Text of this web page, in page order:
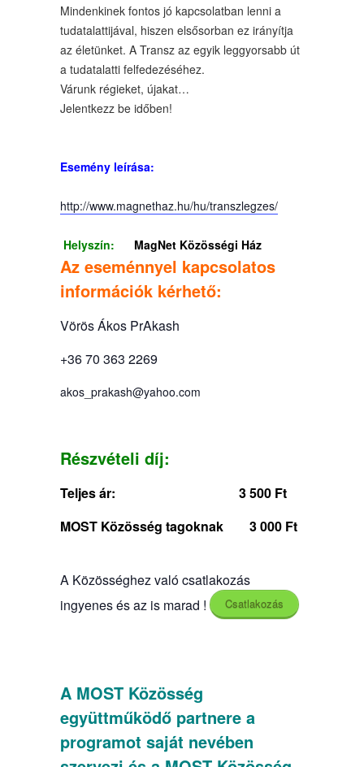
Mindenkinek fontos jó kapcsolatban lenni a
tudatalattijával, hiszen elsősorban ez irányítja
az életünket. A Transz az egyik leggyorsabb út
a tudatalatti felfedezéséhez.
Várunk régieket, újakat…
Jelentkezz be időben!
Esemény leírása:
http://www.magnethaz.hu/hu/transzlegzes/
Helyszín: MagNet Közösségi Ház
Az eseménnyel kapcsolatos
információk kérhető:
Vörös Ákos PrAkash
+36 70 363 2269
akos_prakash@yahoo.com
Részvételi díj:
Teljes ár:
3 500 Ft
MOST Közösség tagoknak 3 000 Ft
A Közösséghez való csatlakozás
ingyenes és az is marad !
Csatlakozás
A MOST Közösség
együttműködő partnere a
programot saját nevében